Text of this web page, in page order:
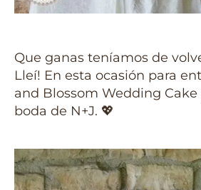
Que ganas teníamos de
Lleí! En esta ocasión para
and Blossom Wedding Cake
boda de N+J. 💖